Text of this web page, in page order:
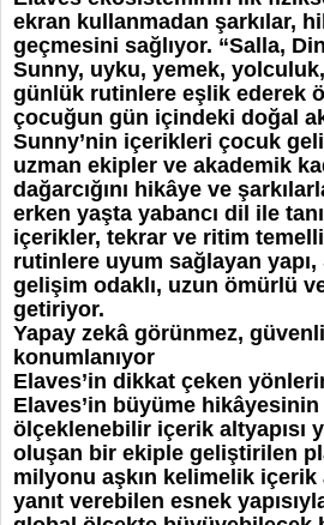
ekran kullanmadan şarkılar,
geçmesini sağlıyor. “Salla,
Sunny, uyku, yemek,
günlük rutinlere eşlik ederek
çocuğun gün içindeki doğal
Sunny’nin içerikleri çocuk
uzman ekipler ve akademik
dağarcığını hikâye ve
erken yaşta yabancı dil ile
içerikler, tekrar ve ritim
rutinlere uyum sağlayan
gelişim odaklı, uzun ömürlü
getiriyor.
Yapay zekâ görünmez,
konumlanıyor
Elaves’in dikkat çeken
Elaves’in büyüme
ölçeklenebilir içerik altyapısı
oluşan bir ekiple geliştirilen
milyonu aşkın kelimelik içerik
yanıt verebilen esnek